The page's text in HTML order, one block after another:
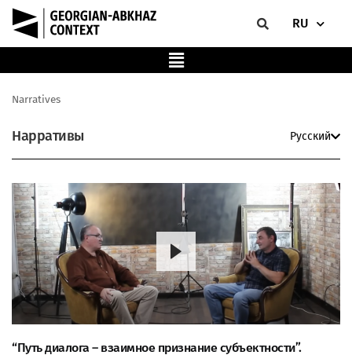
RU
Narratives
Нарративы Русский
“Путь диалога – взаимное признание субъектности”.